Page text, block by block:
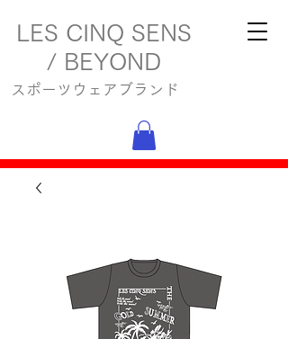
LES CINQ SENS
/ BEYOND
スポーツウェアブランド